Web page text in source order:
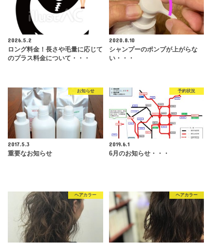
2026.5.2
ロング料金！長さや毛量に応じて
のプラス料金について・・・
2020.8.10
シャンプーのポンプが上がらな
い・・・
お知らせ
2017.5.3
重要なお知らせ
予約状況
2019.6.1
6月のお知らせ・・・
ヘアカラー ヘアカラー